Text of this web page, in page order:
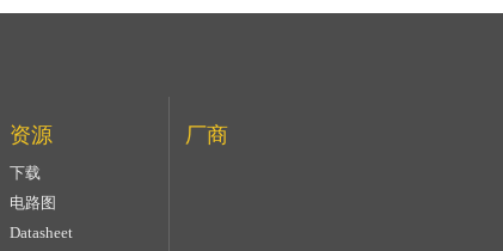
资源
下载
电路图
Datasheet
厂商